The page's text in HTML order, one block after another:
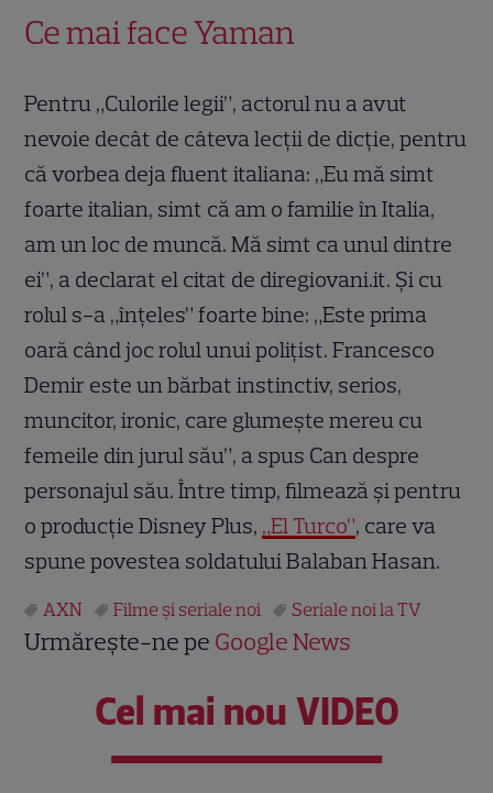
Ce mai face Yaman
Pentru „Culorile legii”, actorul nu a avut
nevoie decât de câteva lecții de dicție, pentru
că vorbea deja fluent italiana: „Eu mă simt
foarte italian, simt că am o familie în Italia,
am un loc de muncă. Mă simt ca unul dintre
ei”, a declarat el citat de diregiovani.it. Și cu
rolul s-a „înțeles” foarte bine: „Este prima
oară când joc rolul unui polițist. Francesco
Demir este un bărbat instinctiv, serios,
muncitor, ironic, care glumește mereu cu
femeile din jurul său”, a spus Can despre
personajul său. Între timp, filmează și pentru
o producție Disney Plus, „El Turco”, care va
spune povestea soldatului Balaban Hasan.
AXN Filme și seriale noi Seriale noi la TV
Urmărește-ne pe Google News
Cel mai nou VIDEO